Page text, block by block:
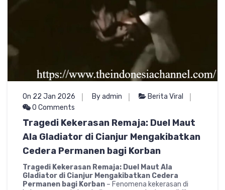
On 22 Jan 2026 By admin
Berita Viral
0 Comments
Tragedi Kekerasan Remaja: Duel Maut
Ala Gladiator di Cianjur Mengakibatkan
Cedera Permanen bagi Korban
Tragedi Kekerasan Remaja: Duel Maut Ala
Gladiator di Cianjur Mengakibatkan Cedera
Permanen bagi Korban – Fenomena kekerasan di